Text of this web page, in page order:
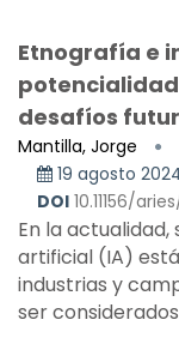
Etnografía e
desafíos
Mantilla, Jorge
19 agosto
DOI 10.11156/
En la
artificial (IA)
industrias y
ser